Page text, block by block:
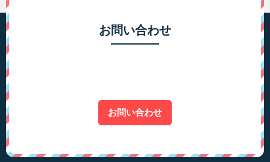
お問い合わせ
お問い合わせ